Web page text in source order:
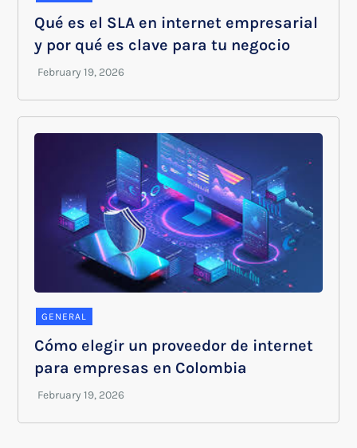
Qué es el SLA en internet empresarial
y por qué es clave para tu negocio
GENERAL
Cómo elegir un proveedor de internet
para empresas en Colombia